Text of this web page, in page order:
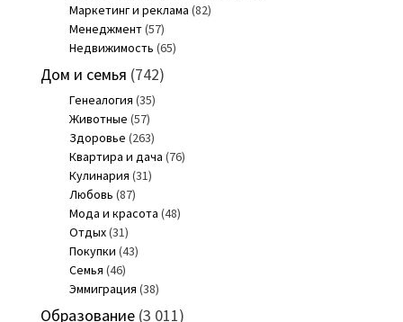
Маркетинг и реклама (82)
Менеджмент(57)
Недвижимость (65)
Дом и семья (742)
Генеалогия (35)
Животные (57)
Здоровье (263)
Квартира и дача (76)
Кулинария (31)
Любовь (87)
Мода и красота (48)
Отдых(31)
Покупки (43)
Семья (46)
Эммиграция (38)
Образование(3 011)